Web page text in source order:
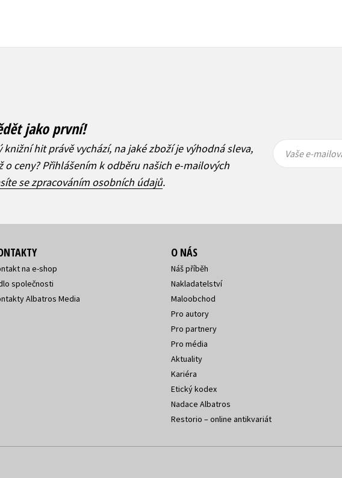
jako první!
knižní hit právě vychází, na jaké zboží je výhodná sleva,
o ceny? Přihlášením k odběru našich e-mailových
se zpracováním osobních údajů.
mailová
mailová
Vaše e-
na e-shop
společnosti
Albatros Media
O NÁS
Náš příběh
Nakladatelství
Maloobchod
Pro autory
Pro partnery
Pro média
Aktuality
Kariéra
Etický kodex
Nadace Albatros
Restorio – online antikvariát